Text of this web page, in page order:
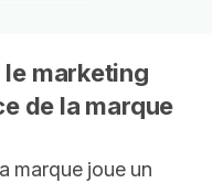
marketing
de la marque
marquejoue un